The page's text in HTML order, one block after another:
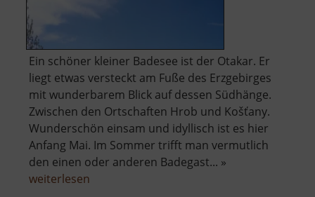
Ein schöner kleiner Badesee ist der Otakar. Er
liegt etwas versteckt am Fuße des Erzgebirges
mit wunderbarem Blick auf dessen Südhänge.
Zwischen den Ortschaften Hrob und Košťany.
Wunderschön einsam und idyllisch ist es hier
Anfang Mai. Im Sommer trifft man vermutlich
den einen oder anderen Badegast... »
weiterlesen